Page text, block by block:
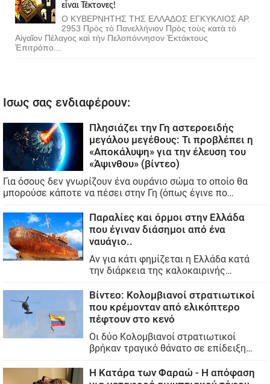
εἶναι Τέκτονες!
Ο ΚΥΒΕΡΝΗΤΗΣ ΤΗΣ ΕΛΛΑΔΟΣ ΕΓΚΥΚΛΙΟΣ ΑΡ.
2953 Πρὸς τὸ Πανελλήνιον Πρὸς τοὺς κατὰ τὸ
Αἰγαῖον Πέλαγος καὶ τὴν Πελοπόννησον Ἐκτάκτους
Ἐπιτρόπο...